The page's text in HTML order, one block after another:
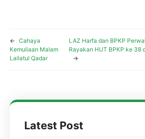
← Cahaya
Kemuliaan Malam
Lailatul Qadar
LAZ Harfa dan BPKP
Rayakan HUT BPKP ke 38
→
Latest Post